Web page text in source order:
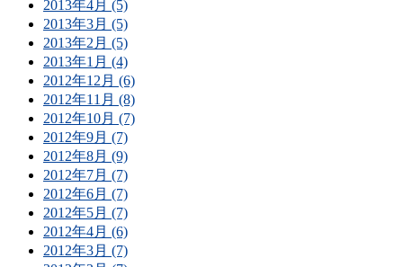
2013年4月 (5)
2013年3月 (5)
2013年2月 (5)
2013年1月 (4)
2012年12月 (6)
2012年11月 (8)
2012年10月 (7)
2012年9月 (7)
2012年8月 (9)
2012年7月 (7)
2012年6月 (7)
2012年5月 (7)
2012年4月 (6)
2012年3月 (7)